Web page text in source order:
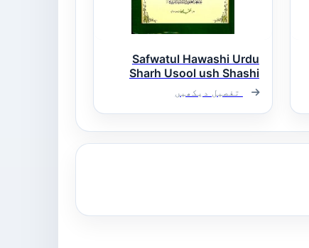
Safwatul Hawashi Urdu
Sharh Usool ush Shashi
صفوۃ الحواشی اردو شرح
اصول الشاشی
تفصیل دیکھیں